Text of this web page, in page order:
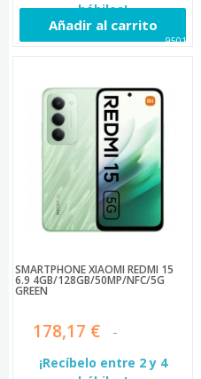
hábiles!
Añadir al carrito
95019
SMARTPHONE XIAOMI REDMI 15
6.9 4GB/128GB/50MP/NFC/5G
GREEN
178,17 €
¡Recíbelo entre 2 y 4